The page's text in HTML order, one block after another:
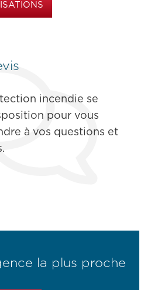
incendie se
pour vous
à vos questions et
la plus proche